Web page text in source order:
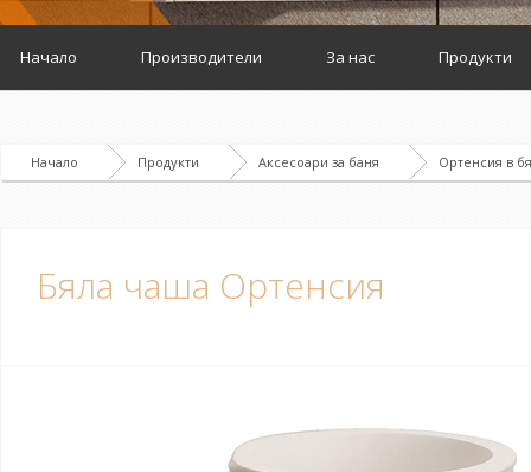
Начало Производители За нас Продукти
Начало Продукти Аксесоари за баня Ортенсия в
Бяла чаша Ортенсия